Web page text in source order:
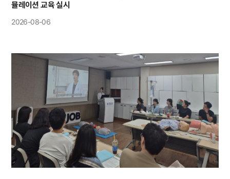
뮬레이션 교육 실시
2026-08-06